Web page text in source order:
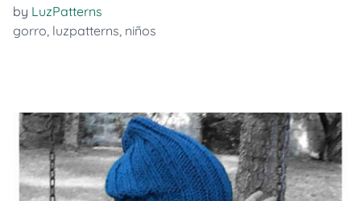
by LuzPatterns
gorro, luzpatterns, niños